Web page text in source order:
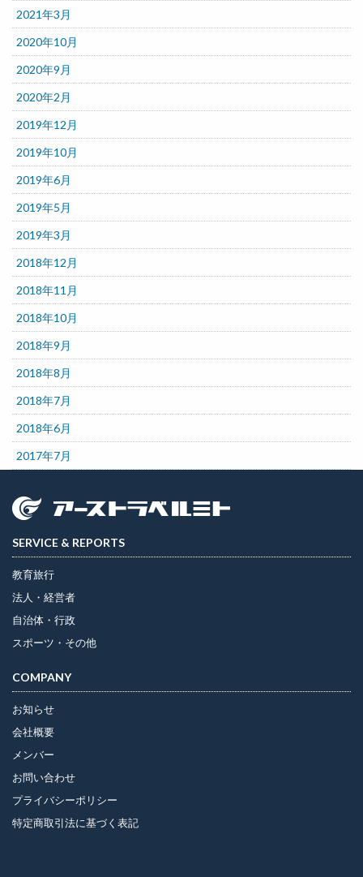
2021年3月
2020年10月
2020年9月
2020年2月
2019年12月
2019年10月
2019年6月
2019年5月
2019年3月
2018年12月
2018年11月
2018年10月
2018年9月
2018年8月
2018年7月
2018年6月
2017年7月
SERVICE & REPORTS
教育旅行
法人・経営者
自治体・行政
スポーツ・その他
COMPANY
お知らせ
会社概要
メンバー
お問い合わせ
プライバシーポリシー
特定商取引法に基づく表記